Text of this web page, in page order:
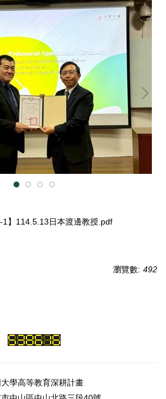
1】114.5.13日本渡邊教授.pdf
瀏覽數: 492
學高等教育深耕計畫